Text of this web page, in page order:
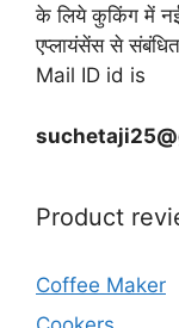
के लिये कुकिंग में
एप्लायंसेंस से
Mail ID id is
Product
Coffee Maker